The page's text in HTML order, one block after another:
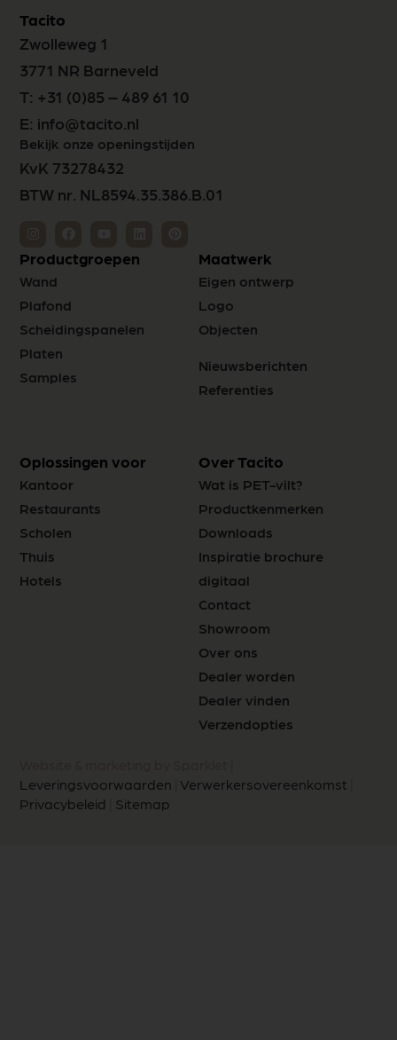
Tacito
Zwolleweg 1
3771 NR Barneveld
T: +31 (0)85 – 489 61 10
E: info@tacito.nl
Bekijk onze openingstijden
KvK 73278432
BTW nr. NL8594.35.386.B.01
Productgroepen
Wand
Plafond
Scheidingspanelen
Platen
Samples
Maatwerk
Eigen ontwerp
Logo
Objecten
Nieuwsberichten
Referenties
Oplossingen voor
Kantoor
Restaurants
Scholen
Thuis
Hotels
Over Tacito
Wat is PET-vilt?
Productkenmerken
Downloads
Inspiratie brochure
digitaal
Contact
Showroom
Over ons
Dealer worden
Dealer vinden
Verzendopties
Leveringsvoorwaarden Verwerkersovereenkomst
Privacybeleid
Sitemap